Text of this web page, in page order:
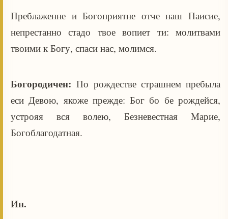
Преблаженне и Богоприятне отче наш Паисие,
непрестанно стадо твое вопиет ти: молитвами
твоими к Богу, спаси нас, молимся.
Богородичен:По рождестве страшнем пребыла
еси Девою, якоже прежде: Бог бо бе рождейся,
устрояя вся волею, Безневестная Марие,
Богоблагодатная.
Ин.